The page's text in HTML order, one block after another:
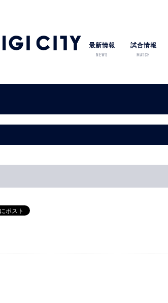
最新情報
NEWS
試合情報
MATCH